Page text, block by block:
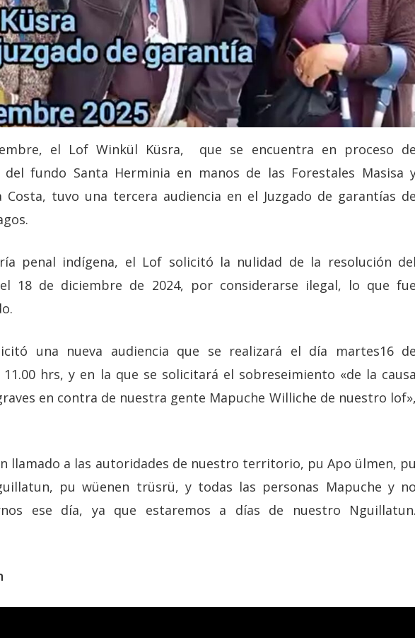
el Lof Winkül Küsra, que se encuentra en proceso de
fundo Santa Herminia en manos de las Forestales Masisa
Costa, tuvo una tercera audiencia en el Juzgado de garantías de
penal indígena, el Lof solicitó la nulidad de la resolución del
18 de diciembre de 2024, por considerarse ilegal, lo que fue
una nueva audiencia que se realizará el día martes16 de
hrs, y en la que se solicitará el sobreseimiento «de la causa
en contra de nuestra gente Mapuche Williche de nuestro lof»,
llamado a las autoridades de nuestro territorio, pu Apo ülmen, pu
pu wüenen trüsrü, y todas las personas Mapuche y no
ese día, ya que estaremos a días de nuestro Nguillatun.